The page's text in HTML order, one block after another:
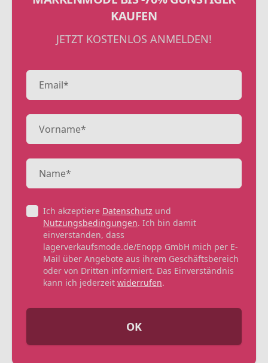
KAUFEN
JETZT KOSTENLOS ANMELDEN!
Ich akzeptiere Datenschutz und
Nutzungsbedingungen. Ich bin damit
einverstanden, dass
lagerverkaufsmode.de/Enopp GmbH mich per E-
Mail über Angebote aus ihrem Geschäftsbereich
oder von Dritten informiert. Das Einverständnis
kann ich jederzeit widerrufen.
OK